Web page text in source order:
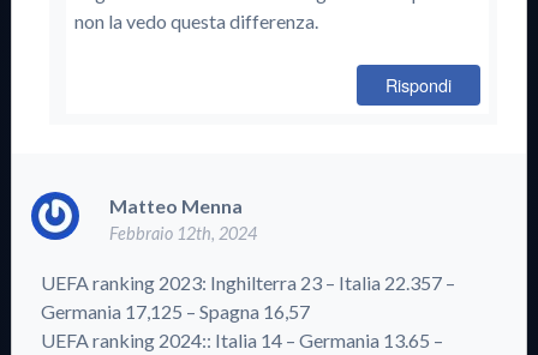
non la vedo questa differenza.
Rispondi
Matteo Menna
Febbraio 12th, 2024
UEFA ranking 2023: Inghilterra 23 – Italia 22.357 –
Germania 17,125 – Spagna 16,57
UEFA ranking 2024:: Italia 14 – Germania 13.65 –